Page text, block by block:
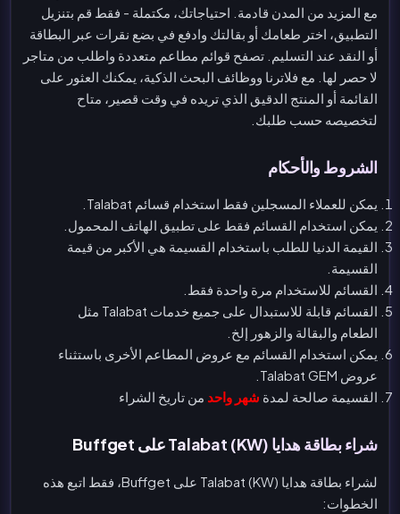
مع المزيد من المدن قادمة. احتياجاتك، مكتملة - فقط قم بتنزيل
التطبيق، اختر طعامك أو بقالتك وادفع في بضع نقرات عبر البطاقة
أو النقد عند التسليم. تصفح قوائم مطاعم متعددة واطلب من متاجر
لا حصر لها. مع فلاترنا ووظائف البحث الذكية، يمكنك العثور على
القائمة أو المنتج الدقيق الذي تريده في وقت قصير، متاح
لتخصيصه حسب طلبك.
الشروط والأحكام
يمكن للعملاء المسجلين فقط استخدام قسائم Talabat.
يمكن استخدام القسائم فقط على تطبيق الهاتف المحمول.
القيمة الدنيا للطلب باستخدام القسيمة هي الأكبر من قيمة
القسيمة.
القسائم للاستخدام مرة واحدة فقط.
القسائم قابلة للاستبدال على جميع خدمات Talabat مثل
الطعام والبقالة والزهور إلخ.
يمكن استخدام القسائم مع عروض المطاعم الأخرى باستثناء
عروض Talabat GEM.
القسيمة صالحة لمدة شهر واحد من تاريخ الشراء
شراء بطاقة هدايا Talabat (KW) على Buffget
لشراء بطاقة هدايا Talabat (KW) على Buffget، فقط اتبع هذه
الخطوات: